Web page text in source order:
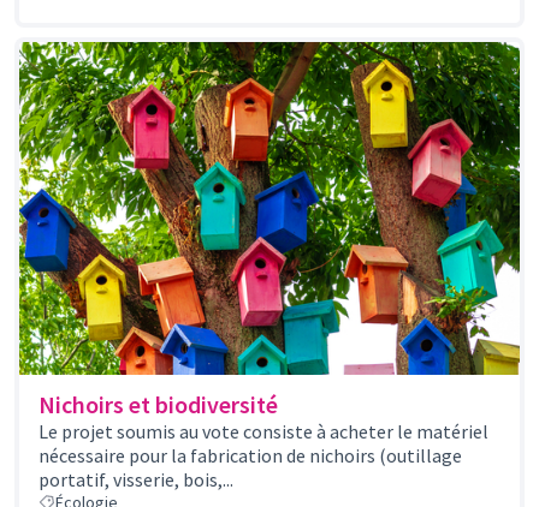
Nichoirs et biodiversité
Le projet soumis au vote consiste à acheter le matériel
nécessaire pour la fabrication de nichoirs (outillage
portatif, visserie, bois,...
Écologie